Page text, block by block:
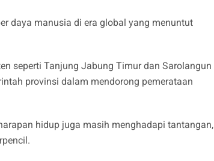
daya manusia di era global yang menuntut
seperti Tanjung Jabung Timur dan Sarolangun
provinsi dalam mendorong pemerataan
hidup juga masih menghadapi tantangan,